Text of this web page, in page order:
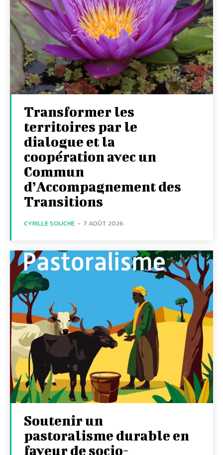
Transformer les
territoires par le
dialogue et la
coopération avec un
Commun
d’Accompagnement des
Transitions
CYRILLE SOUCHE - 7 AOÛT 2026
Soutenir un
pastoralisme durable en
faveur de socio-